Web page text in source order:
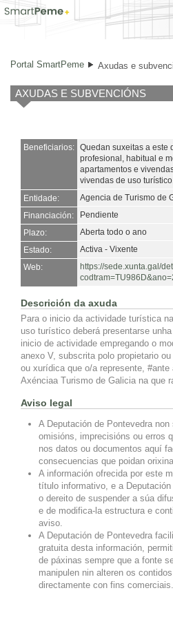
Axudas e subvencións
Portal SmartPeme Axudas e
AXUDAS E SUBVENCIÓNS
Beneficiarios: Quedan suxeitas a este
profesional, habitual e
apartamentos e
vivendas de uso
Entidade:
Agencia de Turismo de
Financiación:
Pendiente
Plazo:
Aberta todo o ano
Estado:
Activa - Vixente
Web:
https://sede.xunta.gal/
Descrición da axuda
Para o inicio da actividade turística
uso turístico deberá presentarse
inicio de actividade empregando o
anexo V, subscrita polo propietario
ou xurídica que o/a represente, #ante
Axénciaa Turismo de Galicia na que
Aviso legal
A Deputación de Pontevedra
omisións, imprecisións ou erros
nos datos ou documentos aquí
consecuencias que poidan
A información ofrecida por este
título informativo, e a
o dereito de suspender a súa
e de modifica-la estructura e
aviso.
A Deputación de Pontevedra
gratuita desta información,
de páxinas sempre que a fonte
manipulen nin alteren os
directamente con fins comerciais.